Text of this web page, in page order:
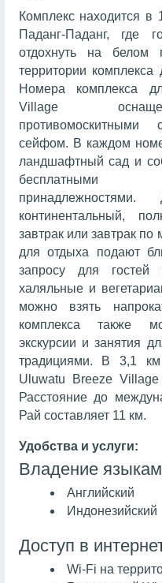
Комплекс находится
Паданг-Паданг, где
отдохнуть на
территории комплекса
Номера комплекса
Village
сейфом. В каждом
ландшафтный сад и
бесплатными
континентальный,
завтрак или завтрак
для отдыха подают
запросу для гостей
халяльные и
можно взять
комплекса также
экскурсии и занятия
традициями. В 3,1
Uluwatu Breeze
Расстояние до
Рай составляет 11 км.
Удобства и услуги:
Владение
Английский
Индонезийский
Доступ в
Wi-Fi на